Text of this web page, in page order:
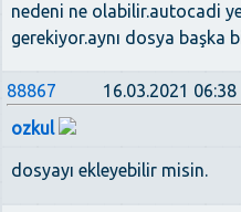
nedeni ne olabilir.autocadi
gerekiyor.aynı dosya başka
88867
16.03.2021
ozkul
dosyayı ekleyebilir misin.